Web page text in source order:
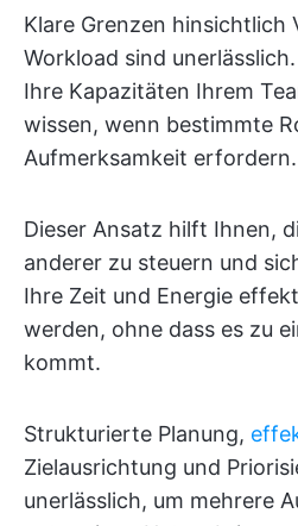
Klare Grenzen hinsichtlich
Workload sind
Ihre Kapazitäten Ihrem
wissen, wenn bestimmte
Aufmerksamkeit erfordern.
Dieser Ansatz hilft Ihnen,
anderer zu steuern und
Ihre Zeit und Energie
werden, ohne dass es zu
kommt.
Strukturierte Planung,
Zielausrichtung und
unerlässlich, um mehrere